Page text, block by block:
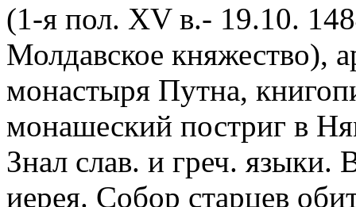
(1-я пол. XV в.- 19.10.
Молдавское княжество),
монастыря Путна,
монашеский постриг в
Знал слав. и греч. языки.
иерея. Собор старцев